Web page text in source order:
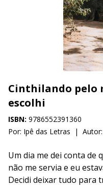
Cinthilando pelo
escolhi
ISBN: 9786552391360
Por: Ipê das Letras
| Autor:
Um dia me dei conta de
não me servia e eu
Decidi deixar tudo para